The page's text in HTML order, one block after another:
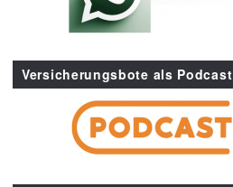
Versicherungsbote als Podcast